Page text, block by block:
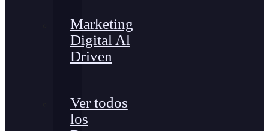
Marketing
Digital Al
Driven
Ver todos
los